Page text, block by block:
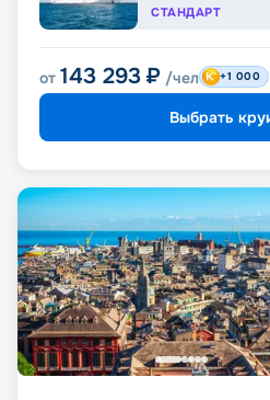
СТАНДАРТ
от 143 293 ₽ /чел +1 000
Выбрать